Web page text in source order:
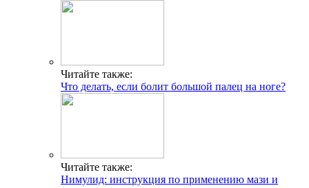
Читайте также:
Что делать, если болит большой палец на ноге?
Читайте также:
Нимулид: инструкция по применению мази и